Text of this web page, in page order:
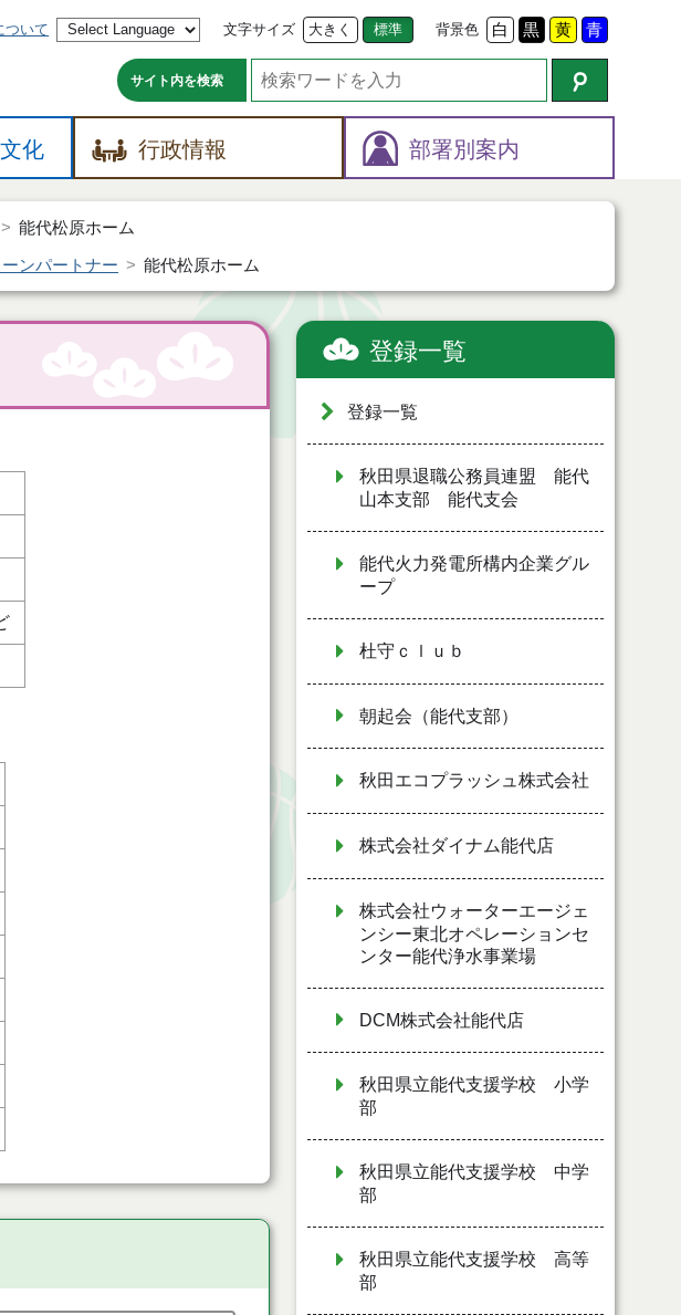
ついて 文字サイズ 大きく 標準 背景色 白 黒 黄 青
サイト内を検索
文化 行政情報 部署別案内
能代松原ホーム
ンパートナー 能代松原ホーム
登録一覧
登録一覧
秋田県退職公務員連盟 能代
山本支部 能代支会
能代火力発電所構内企業グル
ープ
杜守ｃｌｕｂ
朝起会（能代支部）
秋田エコプラッシュ株式会社
株式会社ダイナム能代店
株式会社ウォーターエージェ
ンシー東北オペレーションセ
ンター能代浄水事業場
DCM株式会社能代店
秋田県立能代支援学校 小学
部
秋田県立能代支援学校 中学
部
秋田県立能代支援学校 高等
部